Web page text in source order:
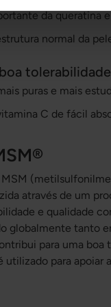
da queratina
normal da
tolerabilidade
puras e mais
C de fácil
através de um
e qualidade
globalmente tanto
para uma
para